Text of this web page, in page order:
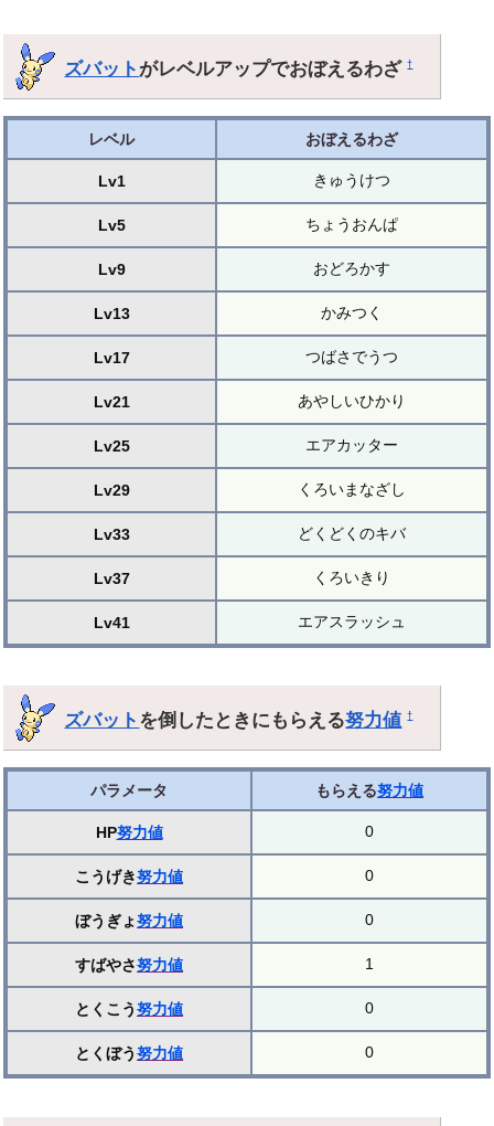
ズバットがレベルアップでおぼえるわざ†
レベル おぼえるわざ
Lv1 きゅうけつ
Lv5 ちょうおんぱ
Lv9 おどろかす
Lv13 かみつく
Lv17 つばさでうつ
Lv21 あやしいひかり
Lv25 エアカッター
Lv29 くろいまなざし
Lv33 どくどくのキバ
Lv37 くろいきり
Lv41 エアスラッシュ
ズバット を倒したときにもらえる努力値 †
パラメータ もらえる努力値
HP努力値 0
こうげき努力値 0
ぼうぎょ努力値 0
すばやさ努力値 1
とくこう努力値 0
とくぼう努力値 0